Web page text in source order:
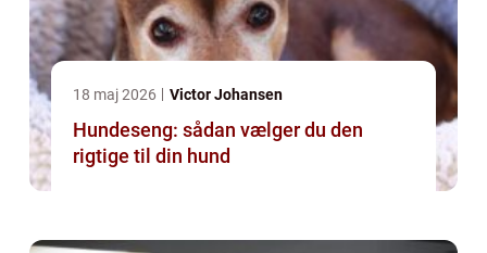
18 maj 2026 Victor Johansen
Hundeseng: sådan vælger du den
rigtige til din hund